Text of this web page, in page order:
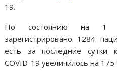
19.
По состоянию на 1
зарегистрировано 1284
есть за последние сутки
COVID-19 увеличилось на 175